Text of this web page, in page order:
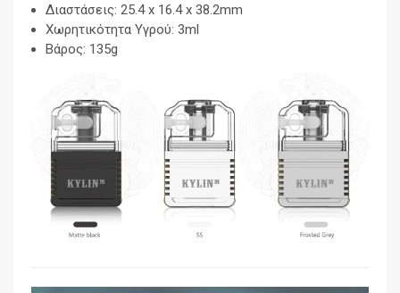
Διαστάσεις: 25.4 x 16.4 x 38.2mm
Χωρητικότητα Υγρού: 3ml
Βάρος: 135g